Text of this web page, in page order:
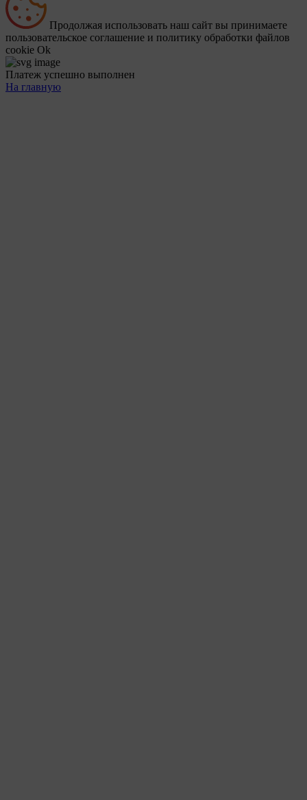
Продолжая использовать наш сайт вы принимаете
пользовательское соглашение и политику обработки файлов
cookie Ok
Платеж успешно выполнен
На главную